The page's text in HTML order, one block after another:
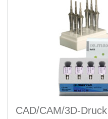
CAD/CAM/3D-Druck